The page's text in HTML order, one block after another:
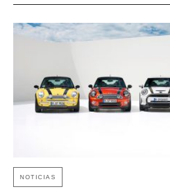
NOTICIAS